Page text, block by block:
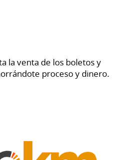
la venta de los boletos y
proceso y dinero.